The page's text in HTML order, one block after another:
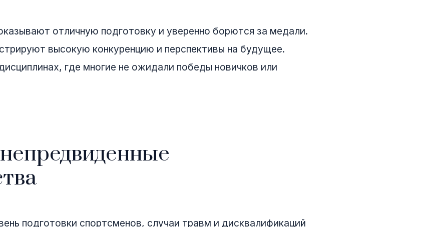
отличную подготовку и уверенно борются за медали.
высокую конкуренцию и перспективы на будущее.
где многие не ожидали победы новичков или
подготовки спортсменов, случаи травм и дисквалификаций